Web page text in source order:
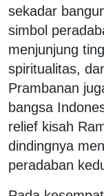
sekadar
simbol
menjunjung
spiritualitas,
Prambanan
bangsa
relief kisah
dindingnya
peradaban